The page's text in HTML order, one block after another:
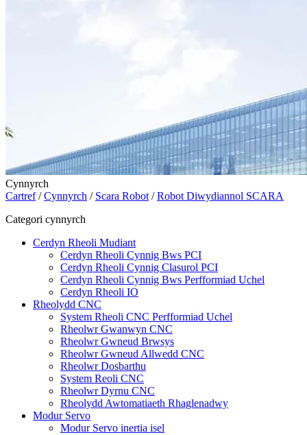
Cynnyrch
Cartref/Cynnyrch / Scara Robot /Robot Diwydiannol SCARA
Categori cynnyrch
Cerdyn Rheoli Mudiant
Cerdyn Rheoli Cynnig Bws PCI
Cerdyn Rheoli Cynnig Clasurol PCI
Cerdyn Rheoli Cynnig Bws Perfformiad Uchel
Cerdyn Rheoli IO
Rheolydd CNC
System Rheoli CNC Perfformiad Uchel
Rheolwr Gwanwyn CNC
Rheolwr Gwneud Brwsys
Rheolwr Gwneud Allwedd CNC
Rheolwr Dosbarthu
System Reoli CNC
Rheolwr Dyrnu CNC
Rheolydd Awtomatiaeth Rhaglenadwy
Modur Servo
Modur Servo inertia isel